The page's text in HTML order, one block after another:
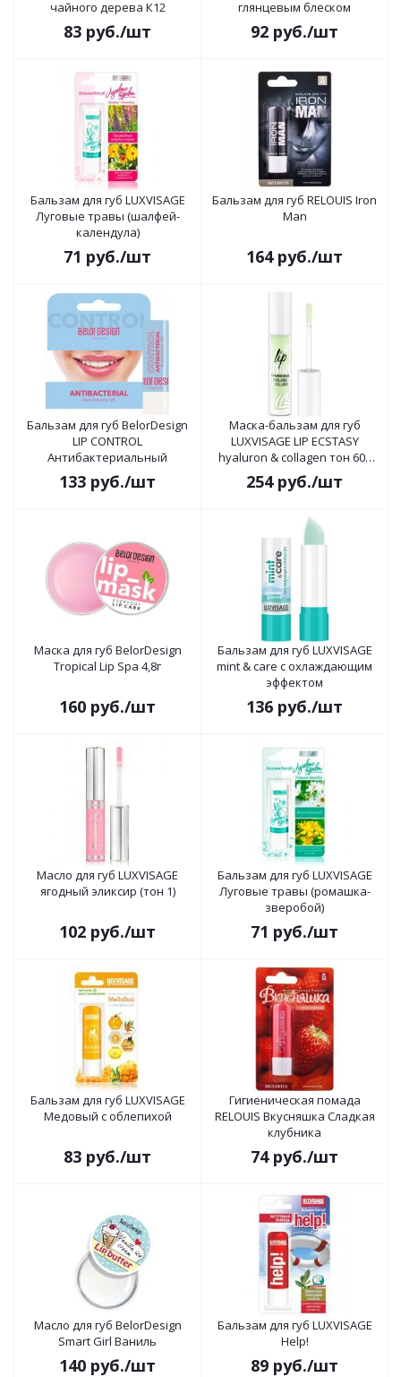
чайного дерева К12
83 руб./шт
глянцевым блеском
92 руб./шт
Бальзам для губ LUXVISAGE
Луговые травы (шалфей-
календула)
71 руб./шт
Бальзам для губ RELOUIS Iron
Man
164руб./шт
Бальзам для губ BelorDesign
LIP CONTROL
Антибактериальный
133 руб./шт
Маска-бальзам для губ
LUXVISAGE LIP ECSTASY
hyaluron & collagen тон 603
Mint
254руб./шт
Маска для губ BelorDesign
Тropical Lip Spa 4,8г
160 руб./шт
Бальзам для губ LUXVISAGE
mint & care с охлаждающим
эффектом
136 руб./шт
Масло для губ LUXVISAGE
ягодный эликсир (тон 1)
102 руб./шт
Бальзам для губ LUXVISAGE
Луговые травы (ромашка-
зверобой)
71 руб./шт
Бальзам для губ LUXVISAGE
Медовый с облепихой
83 руб./шт
Гигиеническая помада
RELOUIS Вкусняшка Сладкая
клубника
74руб./шт
Масло для губ BelorDesign
Smart Girl Ваниль
140 руб./шт
Бальзам для губ LUXVISAGE
Help!
89 руб./шт